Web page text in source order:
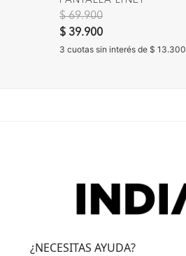
Precio reducido de
$ 69.900a
$ 39.900
3 cuotas sin interés de $ 13.300
¿NECESITAS AYUDA?